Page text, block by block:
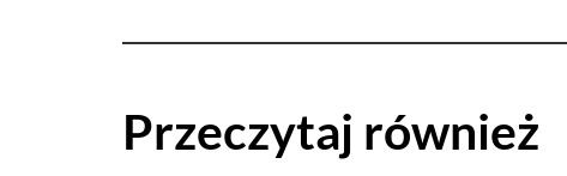
Przeczytaj również